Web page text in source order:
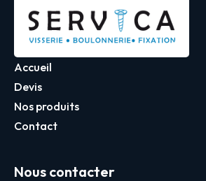
Accueil
Devis
Nos produits
Contact
Nous contacter